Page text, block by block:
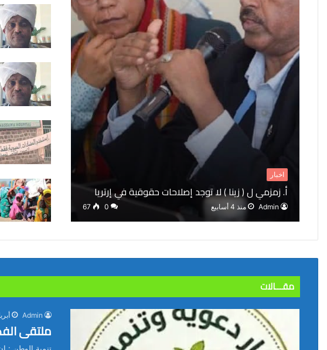
اخبار
أ. زمزمي ل ( زينا ) لا توجد إصلاحات حقوقية في إرتريا
Admin منذ 4 أسابيع 0
67
مقـــالات
Admin أبريل 7,
ملتقى
تنمية الوطن :